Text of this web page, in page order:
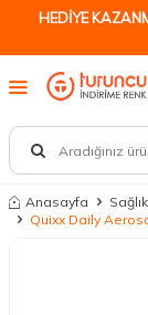
HEDİYE
Anasayfa
Quixx Daily